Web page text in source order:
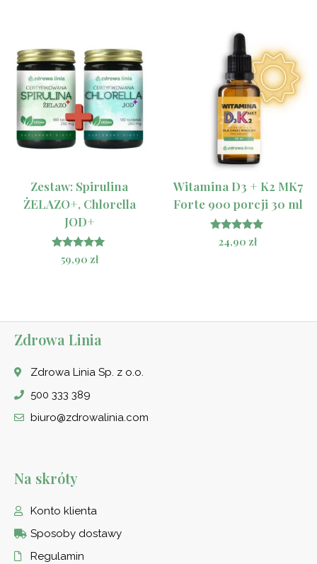
Zestaw: Spirulina
ŻELAZO+, Chlorella
JOD+
Oceniono
5.00
59,90 zł
Witamina D3 + K2 MK7
Forte 900 porcji 30 ml
Oceniono
5.00
24,90 zł
Zdrowa Linia
Zdrowa Linia Sp. z o.o.
500 333 389
biuro@zdrowalinia.com
Na skróty
Konto klienta
Sposoby dostawy
Regulamin